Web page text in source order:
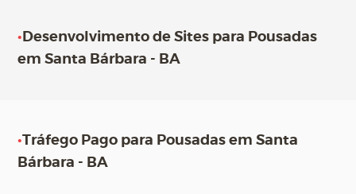
• Desenvolvimento de Sites para Pousadas
em Santa Bárbara - BA
•Tráfego Pago para Pousadas em Santa
Bárbara - BA